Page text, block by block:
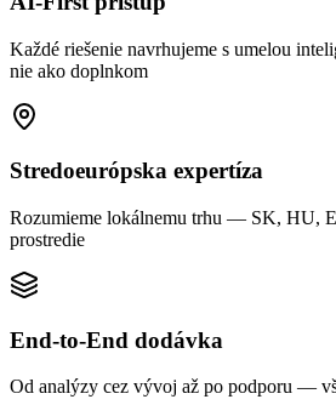
Každé riešenie navrhujeme s umelou
nie ako doplnkom
Stredoeurópska expertíza
Rozumieme lokálnemu trhu — SK, HU,
prostredie
End-to-End dodávka
Od analýzy cez vývoj až po podporu —